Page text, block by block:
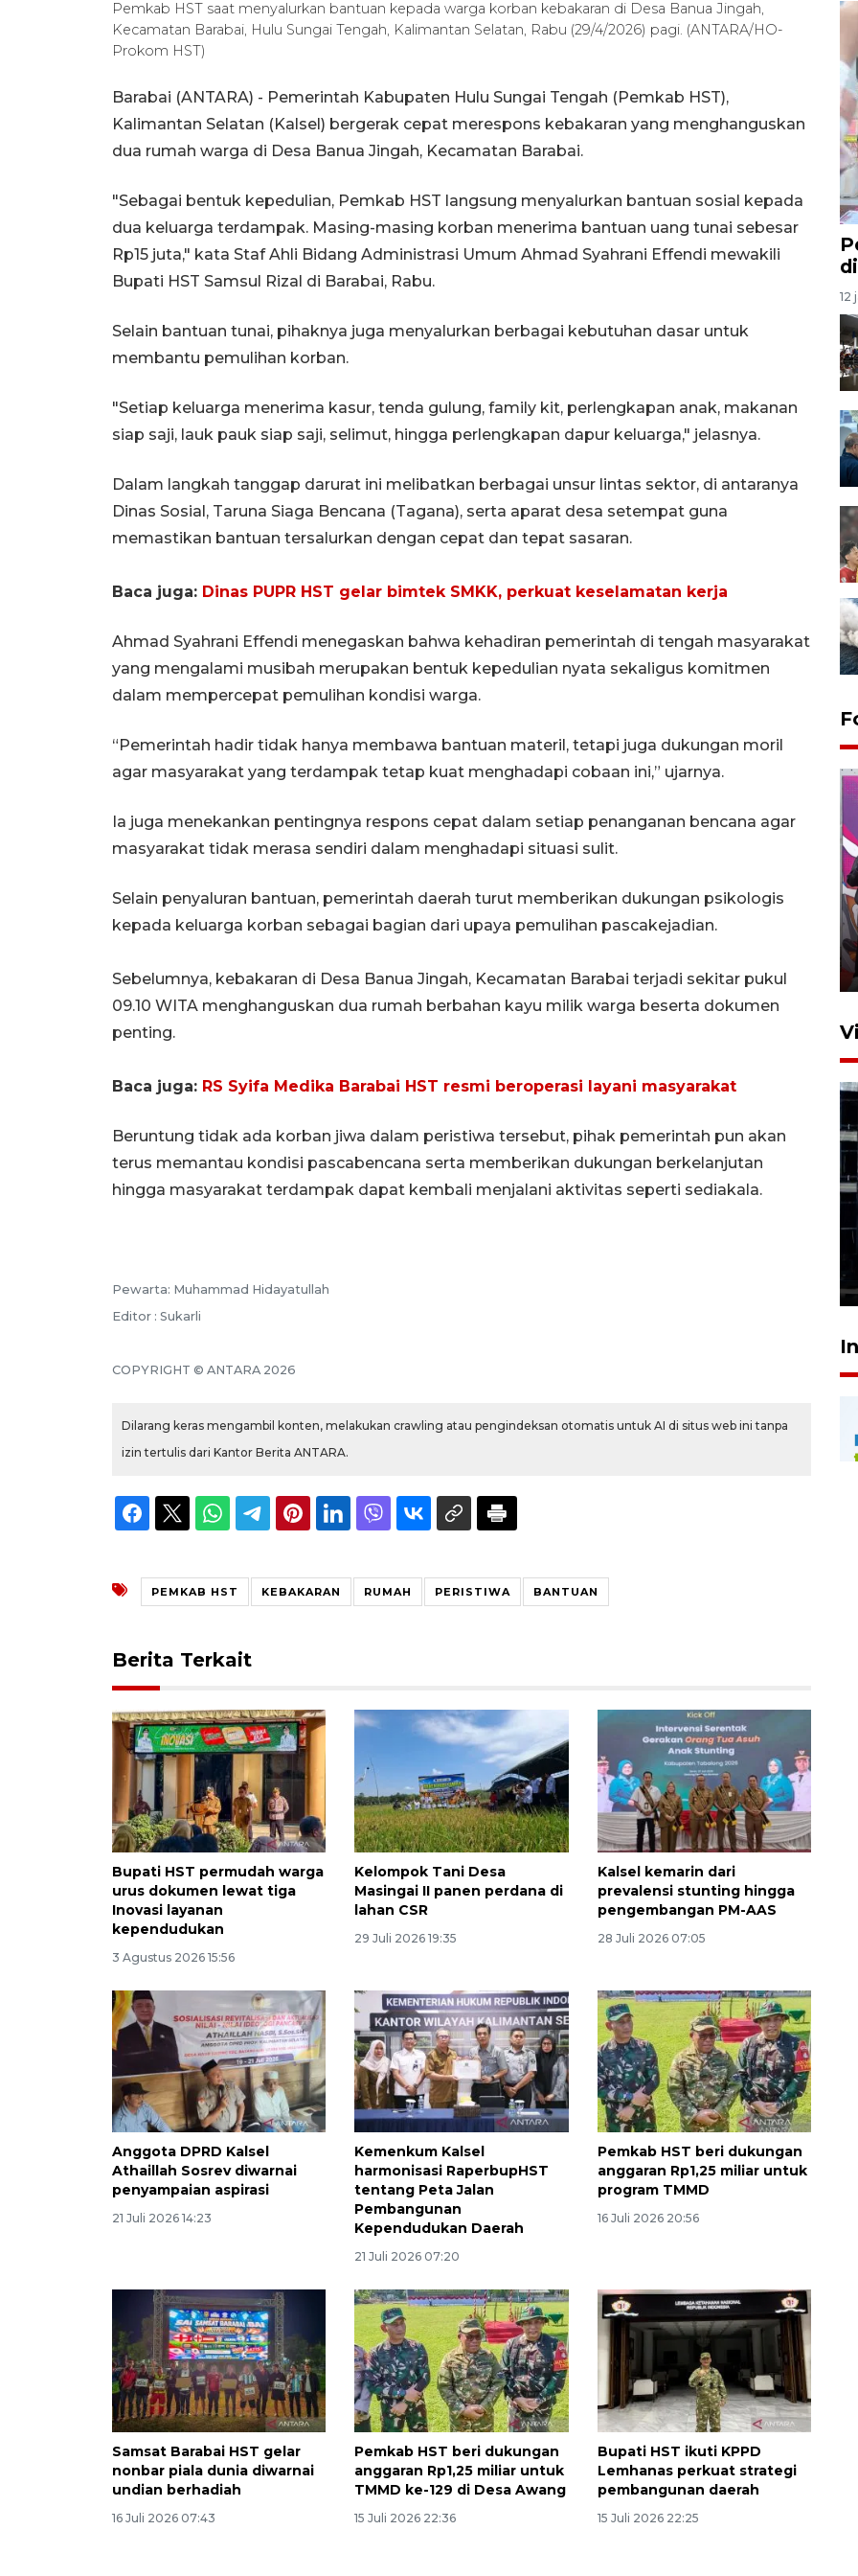
Pemkab HST saat menyalurkan bantuan kepada warga korban kebakaran di Desa Banua Jingah,
Kecamatan Barabai, Hulu Sungai Tengah, Kalimantan Selatan, Rabu (29/4/2026) pagi. (ANTARA/HO-
Prokom HST)
Barabai (ANTARA) - Pemerintah Kabupaten Hulu Sungai Tengah (Pemkab HST),
Kalimantan Selatan (Kalsel) bergerak cepat merespons kebakaran yang menghanguskan
dua rumah warga di Desa Banua Jingah, Kecamatan Barabai.
"Sebagai bentuk kepedulian, Pemkab HST langsung menyalurkan bantuan sosial kepada
dua keluarga terdampak. Masing-masing korban menerima bantuan uang tunai sebesar
Rp15 juta," kata Staf Ahli Bidang Administrasi Umum Ahmad Syahrani Effendi mewakili
Bupati HST Samsul Rizal di Barabai, Rabu.
Selain bantuan tunai, pihaknya juga menyalurkan berbagai kebutuhan dasar untuk
membantu pemulihan korban.
"Setiap keluarga menerima kasur, tenda gulung, family kit, perlengkapan anak, makanan
siap saji, lauk pauk siap saji, selimut, hingga perlengkapan dapur keluarga," jelasnya.
Dalam langkah tanggap darurat ini melibatkan berbagai unsur lintas sektor, di antaranya
Dinas Sosial, Taruna Siaga Bencana (Tagana), serta aparat desa setempat guna
memastikan bantuan tersalurkan dengan cepat dan tepat sasaran.
Baca juga: Dinas PUPR HST gelar bimtek SMKK, perkuat keselamatan kerja
Ahmad Syahrani Effendi menegaskan bahwa kehadiran pemerintah di tengah masyarakat
yang mengalami musibah merupakan bentuk kepedulian nyata sekaligus komitmen
dalam mempercepat pemulihan kondisi warga.
“Pemerintah hadir tidak hanya membawa bantuan materil, tetapi juga dukungan moril
agar masyarakat yang terdampak tetap kuat menghadapi cobaan ini,” ujarnya.
Ia juga menekankan pentingnya respons cepat dalam setiap penanganan bencana agar
masyarakat tidak merasa sendiri dalam menghadapi situasi sulit.
Selain penyaluran bantuan, pemerintah daerah turut memberikan dukungan psikologis
kepada keluarga korban sebagai bagian dari upaya pemulihan pascakejadian.
Sebelumnya, kebakaran di Desa Banua Jingah, Kecamatan Barabai terjadi sekitar pukul
09.10 WITA menghanguskan dua rumah berbahan kayu milik warga beserta dokumen
penting.
Baca juga: RS Syifa Medika Barabai HST resmi beroperasi layani masyarakat
Beruntung tidak ada korban jiwa dalam peristiwa tersebut, pihak pemerintah pun akan
terus memantau kondisi pascabencana serta memberikan dukungan berkelanjutan
hingga masyarakat terdampak dapat kembali menjalani aktivitas seperti sediakala.
Pewarta: Muhammad Hidayatullah
Editor : Sukarli
COPYRIGHT © ANTARA 2026
Dilarang keras mengambil konten, melakukan crawling atau pengindeksan otomatis untuk AI di situs web ini tanpa
izin tertulis dari Kantor Berita ANTARA.
PEMKAB HST KEBAKARAN RUMAH PERISTIWA BANTUAN
Berita Terkait
Bupati HST permudah warga
urus dokumen lewat tiga
Inovasi layanan
kependudukan
3 Agustus 2026 15:56
Kelompok Tani Desa
Masingai II panen perdana di
lahan CSR
29 Juli 2026 19:35
Kalsel kemarin dari
prevalensi stunting hingga
pengembangan PM-AAS
28 Juli 2026 07:05
Anggota DPRD Kalsel
Athaillah Sosrev diwarnai
penyampaian aspirasi
21 Juli 2026 14:23
Kemenkum Kalsel
harmonisasi RaperbupHST
tentang Peta Jalan
Pembangunan
Kependudukan Daerah
21 Juli 2026 07:20
Pemkab HST beri dukungan
anggaran Rp1,25 miliar untuk
program TMMD
16 Juli 2026 20:56
Samsat Barabai HST gelar
nonbar piala dunia diwarnai
undian berhadiah
16 Juli 2026 07:43
Pemkab HST beri dukungan
anggaran Rp1,25 miliar untuk
TMMD ke-129 di Desa Awang
15 Juli 2026 22:36
Bupati HST ikuti KPPD
Lemhanas perkuat strategi
pembangunan daerah
15 Juli 2026 22:25
12
Ketua DPRD Syahrial hadiri
pembukaan Turnamen Sepak
Feature - Kalsel Merangkul
Memberantas kejahatan